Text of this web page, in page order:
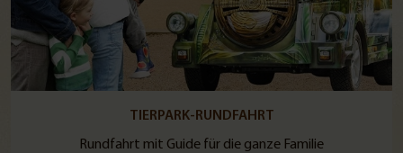
TIERPARK-RUNDFAHRT
Rundfahrt mit Guide für die ganze Familie